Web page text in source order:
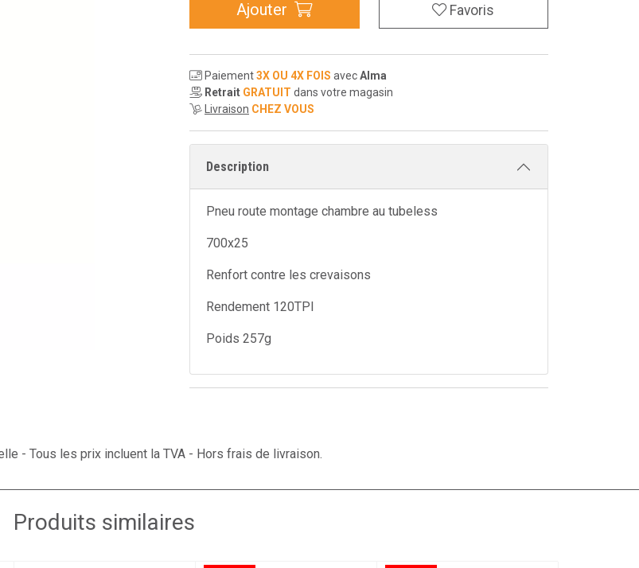
Ajouter Favoris
Paiement3X OU 4X FOIS avecAlma
Retrait GRATUIT dans votre magasin
Livraison CHEZ VOUS
Description
Pneu route montage chambre au tubeless
700x25
Renfort contre les crevaisons
Rendement 120TPI
Poids 257g
- Tous les prix incluent la TVA - Hors frais de livraison.
Produits similaires